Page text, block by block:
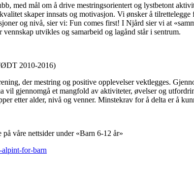
med mål om å drive mestringsorientert og lystbetont
skaper innsats og motivasjon. Vi ønsker å
og nivå, sier vi: Fun comes first! I Njård sier vi at
utvikles og samarbeid og lagånd står i sentrum.
2010-2016)
der mestring og positive opplevelser vektlegges.
vil gjennomgå et mangfold av aktiviteter, øvelser og
etter alder, nivå og venner. Minstekrav for å delta er å
våre nettsider under «Barn 6-12 år»
alpint-for-barn